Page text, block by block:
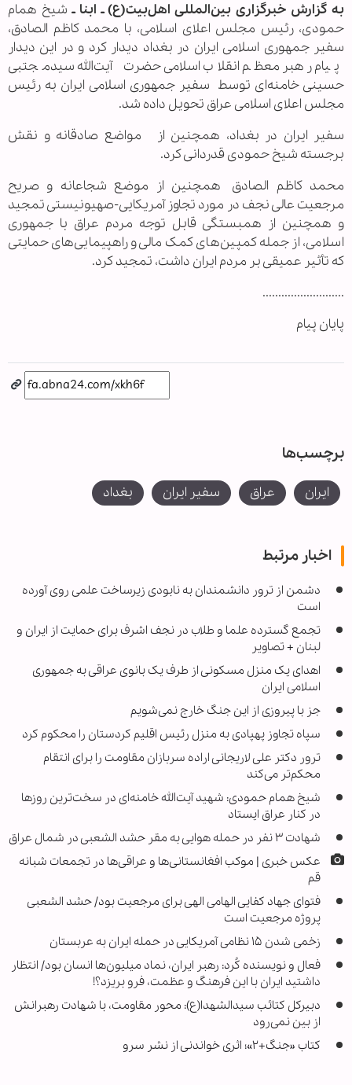
به گزارش خبرگزاری بین‌المللی اهل‌بیت(ع) ـ ابنا ـ شیخ همام
حمودی، رئیس مجلس اعلای اسلامی، با محمد کاظم الصادق،
سفیر جمهوری اسلامی ایران در بغداد دیدار کرد و در این دیدار
پیام رهبر معظم انقلاب اسلامی حضرت آیت‌الله سیدمجتبی
حسینی خامنه‌ای توسط سفیر جمهوری اسلامی ایران به رئیس
مجلس اعلای اسلامی عراق تحویل داده شد.
سفیر ایران در بغداد، همچنین از مواضع صادقانه و نقش
برجسته شیخ حمودی قدردانی کرد.
محمد کاظم الصادق همچنین از موضع شجاعانه و صریح
مرجعیت عالی نجف در مورد تجاوز آمریکایی-صهیونیستی تمجید
و همچنین از همبستگی قابل توجه مردم عراق با جمهوری
اسلامی، از جمله کمپین‌های کمک مالی و راهپیمایی‌های حمایتی
که تأثیر عمیقی بر مردم ایران داشت، تمجید کرد.
..........................
پایان پیام
برچسب‌ها
ایران عراق سفیر ایران بغداد
اخبار مرتبط
دشمن از ترور دانشمندان به نابودی زیرساخت علمی روی آورده
است
تجمع گسترده علما و طلاب در نجف اشرف برای حمایت از ایران و
لبنان + تصاویر
اهدای یک منزل مسکونی از طرف یک بانوی عراقی به جمهوری
اسلامی ایران
جز با پیروزی از این جنگ خارج نمی‌شویم
سپاه تجاوز پهپادی به منزل رئیس اقلیم کردستان را محکوم کرد
ترور دکتر علی لاریجانی اراده سربازان مقاومت را برای انتقام
محکم‌تر می‌کند
شیخ همام حمودی: شهید آیت‌الله خامنه‌ای در سخت‌ترین روزها
در کنار عراق ایستاد
شهادت ۳ نفر در حمله هوایی به مقر حشد الشعبی در شمال عراق
عکس خبری | موکب افغانستانی‌ها و عراقی‌ها در تجمعات شبانه
قم
فتوای جهاد کفایی الهامی الهی برای مرجعیت بود/ حشد الشعبی
پروژه مرجعیت است
زخمی شدن ۱۵ نظامی آمریکایی در حمله ایران به عربستان
فعال و نویسنده کُرد: رهبر ایران، نماد میلیون‌ها انسان بود/ انتظار
داشتید ایران با این فرهنگ و عظمت، فرو بریزد؟!
دبیرکل کتائب سیدالشهدا(ع): محور مقاومت، با شهادت رهبرانش
از بین نمی‌رود
کتاب «جنگ+۲»؛ اثری خواندنی از نشر سرو